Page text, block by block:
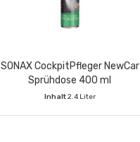
SONAX CockpitPfleger NewCar
Sprühdose 400 ml
Inhalt2.4 Liter